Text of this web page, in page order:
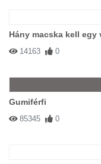
Hány macska kell
14163 0
Gumiférfi
85345 0